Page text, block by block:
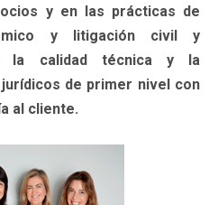
y en las prácticas de
y litigación civil y
la calidad técnica y la
de primer nivel con
al cliente.